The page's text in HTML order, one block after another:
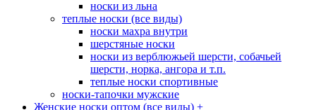
носки из льна
теплые носки (все виды)
носки махра внутри
шерстяные носки
носки из верблюжьей шерсти, собачьей
шерсти, норка, ангора и т.п.
теплые носки спортивные
носки-тапочки мужские
Женские носки оптом (все виды) +